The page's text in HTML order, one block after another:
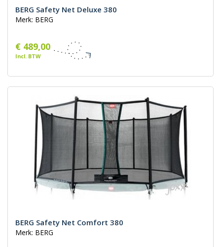
BERG Safety Net Deluxe 380
Merk: BERG
€ 489,00
Incl. BTW
BERG Safety Net Comfort 380
Merk: BERG